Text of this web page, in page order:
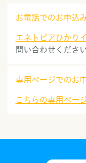
お電話でのお申込
エネトピアひかり
問い合わせください
専用ページでのお
こちらの専用ペー